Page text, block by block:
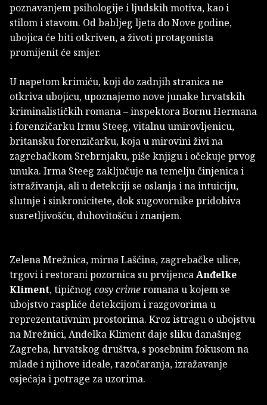
poznavanjem psihologije i ljudskih motiva, kao i
stilom i stavom. Od babljeg ljeta do Nove godine,
ubojica će biti otkriven, a životi protagonista
promijenit će smjer.
U napetom krimiću, koji do zadnjih stranica ne
otkriva ubojicu, upoznajemo nove junake hrvatskih
kriminalističkih romana – inspektora Bornu Hermana
i forenzičarku Irmu Steeg, vitalnu umirovljenicu,
britansku forenzičarku, koja u mirovini živi na
zagrebačkom Srebrnjaku, piše knjigu i očekuje prvog
unuka. Irma Steeg zaključuje na temelju činjenica i
istraživanja, ali u detekciji se oslanja i na intuiciju,
slutnje i sinkronicitete, dok sugovornike pridobiva
susretljivošću, duhovitošću i znanjem.
Zelena Mrežnica, mirna Lašćina, zagrebačke ulice,
trgovi i restorani pozornica su prvijencaAnđelke
Kliment, tipičnog cosy crimeromana u kojem se
ubojstvo raspliće detekcijom i razgovorima u
reprezentativnim prostorima. Kroz istragu o ubojstvu
na Mrežnici, Anđelka Kliment daje sliku današnjeg
Zagreba, hrvatskog društva, s posebnim fokusom na
mlade i njihove ideale, razočaranja, izražavanje
osjećaja i potrage za uzorima.